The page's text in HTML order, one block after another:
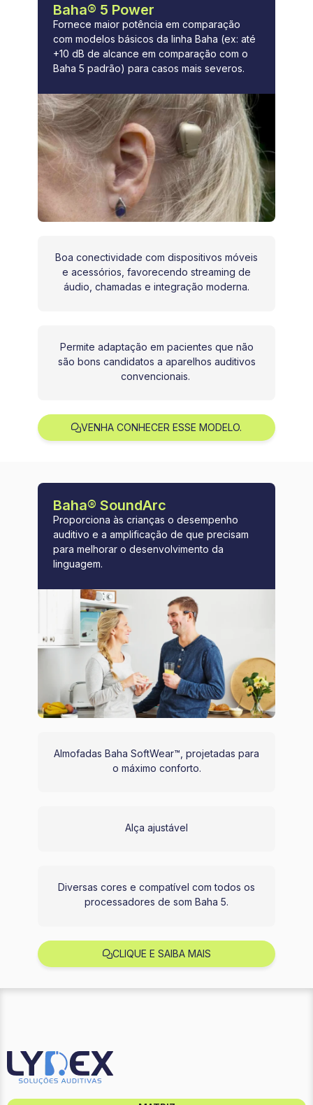
Baha® 5 Power
Fornece maior potência em comparação
com modelos básicos da linha Baha (ex: até
+10 dB de alcance em comparação com o
Baha 5 padrão) para casos mais severos.
Boa conectividade com dispositivos móveis
e acessórios, favorecendo streaming de
áudio, chamadas e integração moderna.
Permite adaptação em pacientes que não
são bons candidatos a aparelhos auditivos
convencionais.
VENHA CONHECER ESSE MODELO.
Baha® SoundArc
Proporciona às crianças o desempenho
auditivo e a amplificação de que precisam
para melhorar o desenvolvimento da
linguagem.
Almofadas Baha SoftWear™, projetadas para
o máximo conforto.
Alça ajustável
Diversas cores e compatível com todos os
processadores de som Baha 5.
CLIQUE E SAIBA MAIS